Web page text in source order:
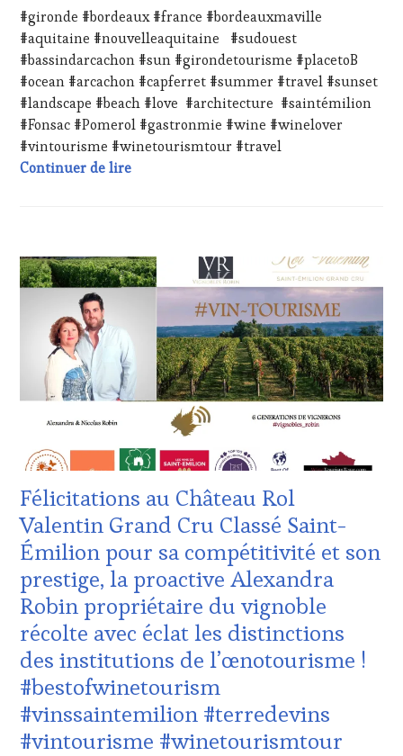
STREAMING,
MASTERCLASS,
MÉDIAS,
PRESSE
ÉCRITE,
RADIO,
TV,
WEB,
OENOTOURISME,
PARTENAIRES
RESTAURATEUR,
CHEF,
CUISINIER,
ŒNOLOGUE,
SOMMELIER,
SALONS
INTERNATIONAUX,
TASTING
MOVIE
VIGNOBLES,
TASTING
WINE
TOURISM
FAME,
WINE
TOUR,
WINE
TOURISM
TOUR
MOVIE ,
WINETASTINGVOUCHER.COM
#gironde #bordeaux #france #bordeauxmaville
#aquitaine #nouvelleaquitaine #sudouest
#bassindarcachon #sun #girondetourisme #placetoB
#ocean #arcachon #capferret #summer #travel #sunset
#landscape #beach #love #architecture #saintémilion
#Fonsac #Pomerol #gastronmie #wine #winelover
#vintourisme #winetourismtour #travel
Continuer de lire#WineTourismTour 2024 au Château
CHALLENGE
HORS
CONFORT,
CLUB
WINE
VOUCHER,
DE-
DOMAINE
VITICOLE,
ADHÉRENT,
VIN
TOURISME
EDITION
LES
CLÉS
DU
VIN
ET
DE
LA
HAUTE
GASTRONOMIE
Félicitations au Château Rol
Valentin Grand Cru Classé Saint-
Émilion pour sa compétitivité et son
prestige, la proactive Alexandra
Robin propriétaire du vignoble
récolte avec éclat les distinctions
des institutions de l’œnotourisme !
#bestofwinetourism
#vinssaintemilion #terredevins
#vintourisme #winetourismtour